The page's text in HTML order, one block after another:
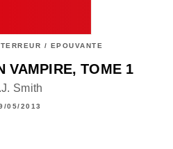
/ EPOUVANTE
VAMPIRE, TOME 1
Smith
05/2013